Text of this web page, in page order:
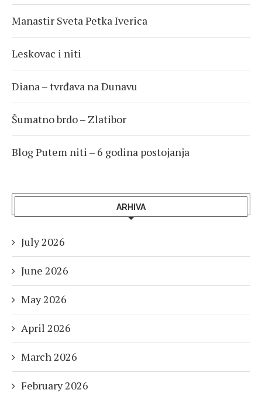
Manastir Sveta Petka Iverica
Leskovac i niti
Diana – tvrđava na Dunavu
Šumatno brdo – Zlatibor
Blog Putem niti – 6 godina postojanja
ARHIVA
July 2026
June 2026
May 2026
April 2026
March 2026
February 2026